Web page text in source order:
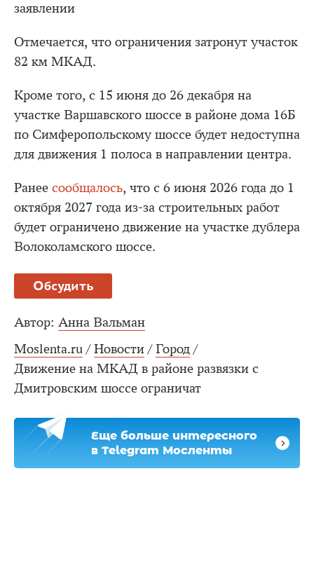
заявлении
Отмечается, что ограничения затронут участок
82 км МКАД.
Кроме того, с 15 июня до 26 декабря на
участке Варшавского шоссе в районе дома 16Б
по Симферопольскому шоссе будет недоступна
для движения 1 полоса в направлении центра.
Ранее сообщалось, что с 6 июня 2026 года до 1
октября 2027 года из-за строительных работ
будет ограничено движение на участке дублeра
Волоколамского шоссе.
Обсудить
Автор: Анна Вальман
Moslenta.ru / Новости / Город /
Движение на МКАД в районе развязки с
Дмитровским шоссе ограничат
Еще больше интересного
в Telegram Мосленты